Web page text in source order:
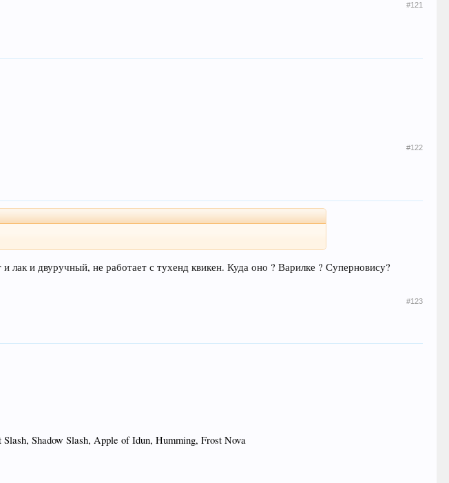
#121
#122
лак и двуручный, не работает с тухенд квикен. Куда оно ? Варилке ? Суперновису?
#123
Slash,Shadow Slash,Apple of Idun,Humming,Frost Nova